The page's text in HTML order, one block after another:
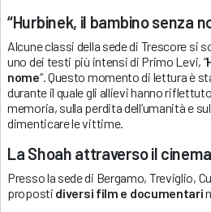
“Hurbinek, il bambino senza
Alcune classi della sede di Trescore si
uno dei testi più intensi di Primo Levi, “
nome“. Questo momento di lettura è
durante il quale gli allievi hanno
memoria, sulla perdita dell’umanità e
dimenticare le vittime.
La Shoah attraverso il cinema
Presso la sede di Bergamo, Treviglio,
proposti diversi film e documentari